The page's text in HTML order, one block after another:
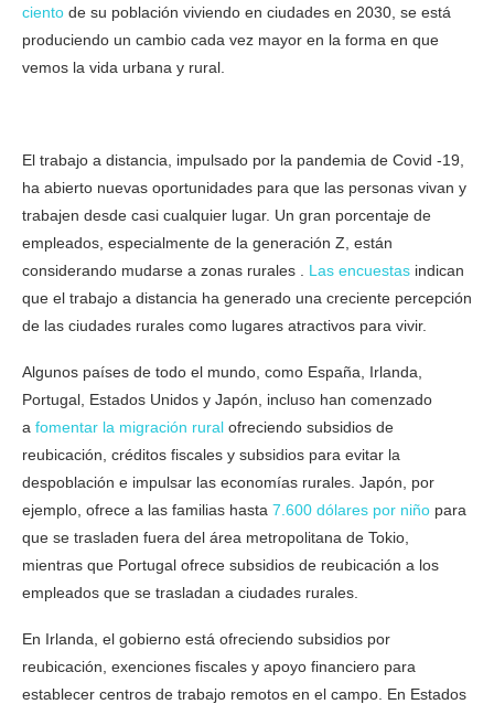
ciento de su población viviendo en ciudades en 2030, se está
produciendo un cambio cada vez mayor en la forma en que
vemos la vida urbana y rural.
El trabajo a distancia, impulsado por la pandemia de Covid -19,
ha abierto nuevas oportunidades para que las personas vivan y
trabajen desde casi cualquier lugar. Un gran porcentaje de
empleados, especialmente de la generación Z, están
considerando mudarse a zonas rurales . Las encuestas indican
que el trabajo a distancia ha generado una creciente percepción
de las ciudades rurales como lugares atractivos para vivir.
Algunos países de todo el mundo, como España, Irlanda,
Portugal, Estados Unidos y Japón, incluso han comenzado
a fomentar la migración rural ofreciendo subsidios de
reubicación, créditos fiscales y subsidios para evitar la
despoblación e impulsar las economías rurales. Japón, por
ejemplo, ofrece a las familias hasta 7.600 dólares por niño para
que se trasladen fuera del área metropolitana de Tokio,
mientras que Portugal ofrece subsidios de reubicación a los
empleados que se trasladan a ciudades rurales.
En Irlanda, el gobierno está ofreciendo subsidios por
reubicación, exenciones fiscales y apoyo financiero para
establecer centros de trabajo remotos en el campo. En Estados